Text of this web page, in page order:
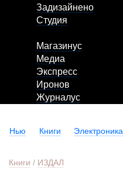
Задизайнено
Студия
Магазинус
Медиа
Экспресс
Иронов
Журналус
Нью Книги Электроника
Книги / ИЗДАЛ